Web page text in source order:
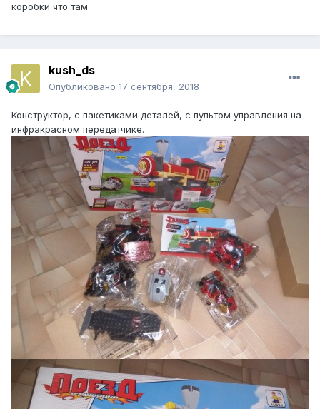
коробки что там
kush_ds
Опубликовано 17 сентября, 2018
Конструктор, с пакетиками деталей, с пультом управления на
инфракрасном передатчике.